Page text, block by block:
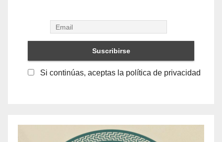
Si continúas, aceptas la política de privacidad